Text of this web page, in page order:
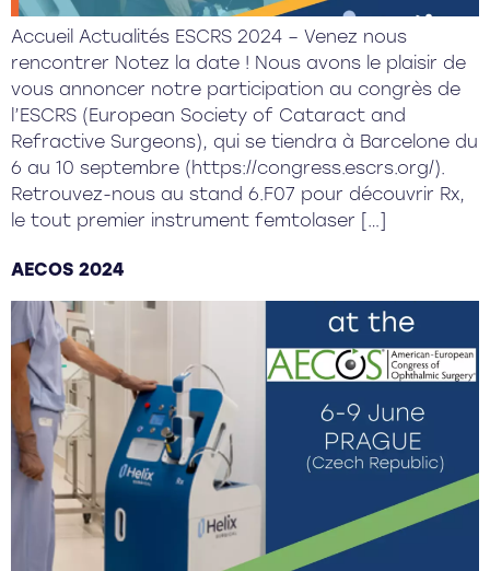
Accueil Actualités ESCRS 2024 – Venez nous
rencontrer Notez la date ! Nous avons le plaisir de
vous annoncer notre participation au congrès de
l’ESCRS (European Society of Cataract and
Refractive Surgeons), qui se tiendra à Barcelone du
6 au 10 septembre (https://congress.escrs.org/).
Retrouvez-nous au stand 6.F07 pour découvrir Rx,
le tout premier instrument femtolaser […]
AECOS 2024